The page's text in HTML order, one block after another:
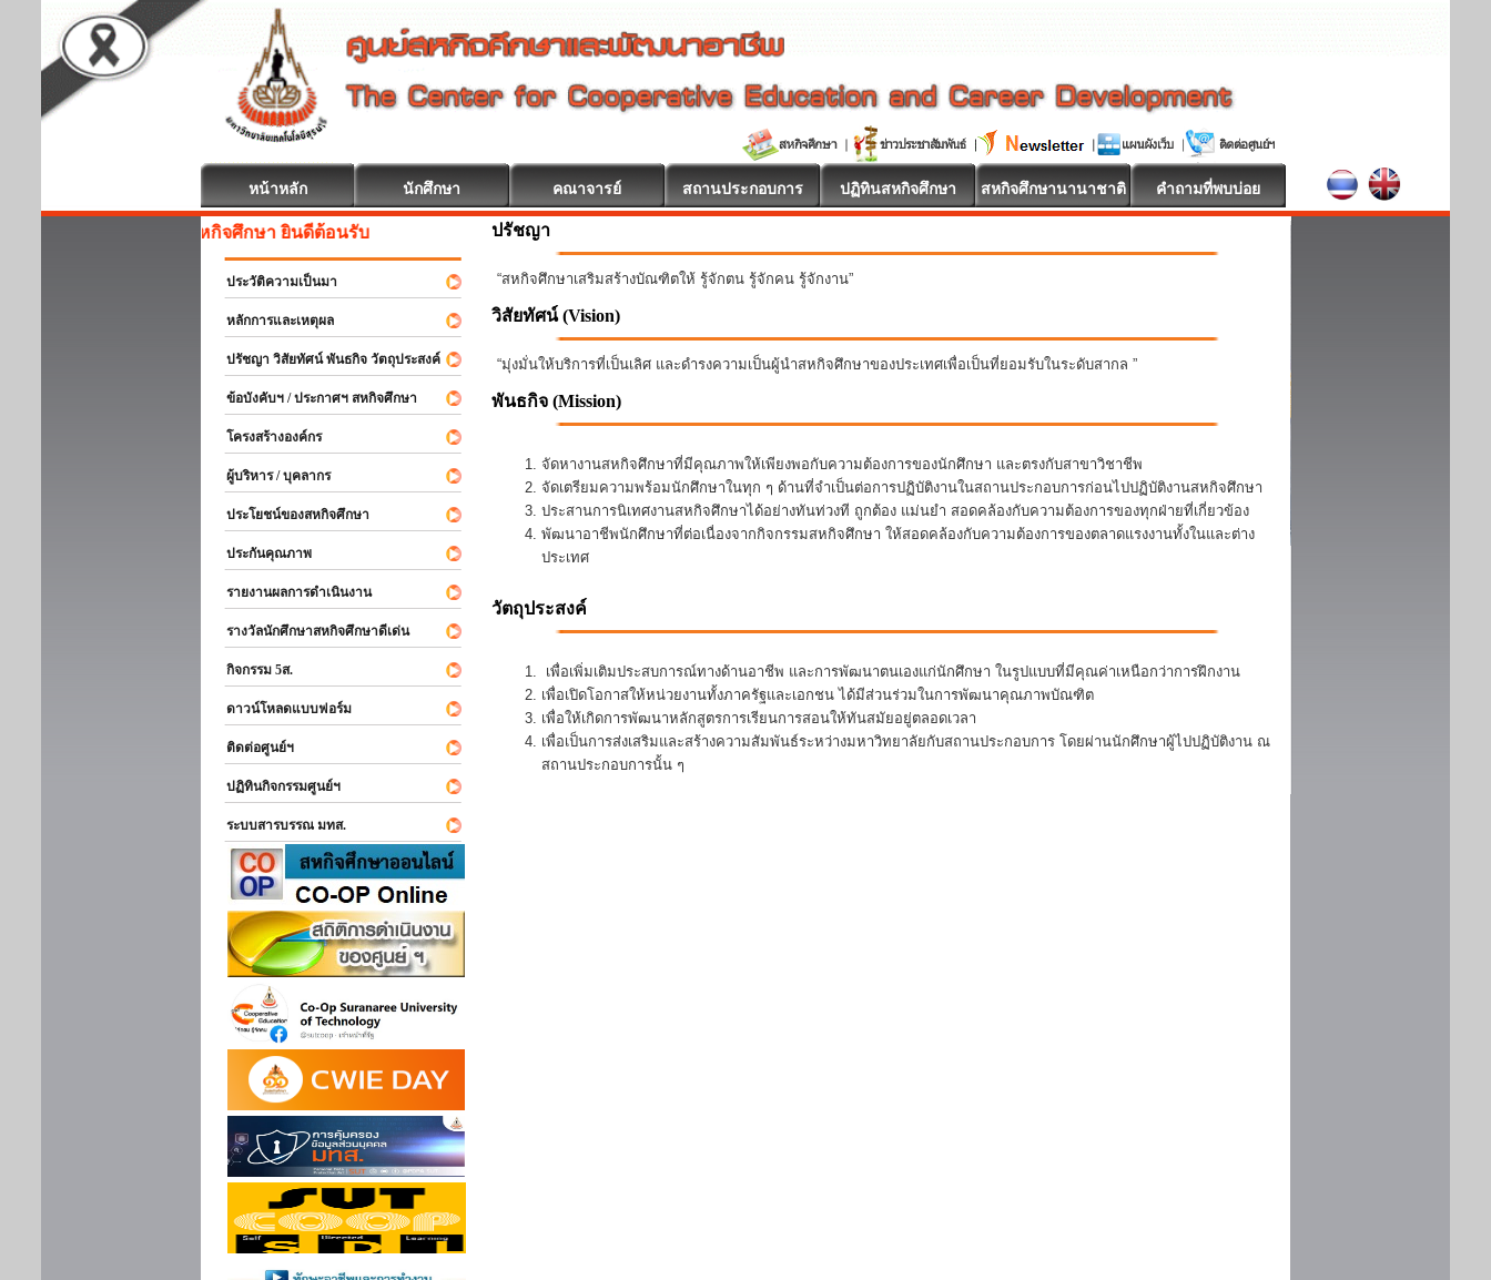
หน้าหลัก นักศึกษา คณาจารย์ สถานประกอบการ ปฏิทินสหกิจศึกษา สหกิจศึกษานานาชาติ คำถามที่พบบ่อย
สหกิจศึกษา ยินดีต้อนรับ
ประวัติความเป็นมา
หลักการและเหตุผล
ปรัชญา วิสัยทัศน์ พันธกิจ วัตถุประสงค์
ข้อบังคับฯ / ประกาศฯ สหกิจศึกษา
โครงสร้างองค์กร
ผู้บริหาร / บุคลากร
ประโยชน์ของสหกิจศึกษา
ประกันคุณภาพ
รายงานผลการดำเนินงาน
รางวัลนักศึกษาสหกิจศึกษาดีเด่น
กิจกรรม 5ส.
ดาวน์โหลดแบบฟอร์ม
ติดต่อศูนย์ฯ
ปฏิทินกิจกรรมศูนย์ฯ
ระบบสารบรรณ มทส.
ปรัชญา
“สหกิจศึกษาเสริมสร้างบัณฑิตให้ รู้จักตน รู้จักคน รู้จักงาน”
วิสัยทัศน์ (Vision)
“มุ่งมั่นให้บริการที่เป็นเลิศ และดำรงความเป็นผู้นำสหกิจศึกษาของประเทศเพื่อเป็นที่ยอมรับในระดับสากล ”
พันธกิจ (Mission)
จัดหางานสหกิจศึกษาที่มีคุณภาพให้เพียงพอกับความต้องการของนักศึกษา และตรงกับสาขาวิชาชีพ
จัดเตรียมความพร้อมนักศึกษาในทุก ๆ ด้านที่จำเป็นต่อการปฏิบัติงานในสถานประกอบการก่อนไปปฏิบัติงานสหกิจศึกษา
ประสานการนิเทศงานสหกิจศึกษาได้อย่างทันท่วงที ถูกต้อง แม่นยำ สอดคล้องกับความต้องการของทุกฝ่ายที่เกี่ยวข้อง
พัฒนาอาชีพนักศึกษาที่ต่อเนื่องจากกิจกรรมสหกิจศึกษา ให้สอดคล้องกับความต้องการของตลาดแรงงานทั้งในและต่าง
ประเทศ
วัตถุประสงค์
เพื่อเพิ่มเติมประสบการณ์ทางด้านอาชีพ และการพัฒนาตนเองแก่นักศึกษา ในรูปแบบที่มีคุณค่าเหนือกว่าการฝึกงาน
เพื่อเปิดโอกาสให้หน่วยงานทั้งภาครัฐและเอกชน ได้มีส่วนร่วมในการพัฒนาคุณภาพบัณฑิต
เพื่อให้เกิดการพัฒนาหลักสูตรการเรียนการสอนให้ทันสมัยอยู่ตลอดเวลา
เพื่อเป็นการส่งเสริมและสร้างความสัมพันธ์ระหว่างมหาวิทยาลัยกับสถานประกอบการ โดยผ่านนักศึกษาผู้ไปปฏิบัติงาน ณ
สถานประกอบการนั้น ๆ